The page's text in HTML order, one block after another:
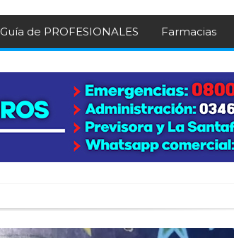
Guía de PROFESIONALES Farmacias